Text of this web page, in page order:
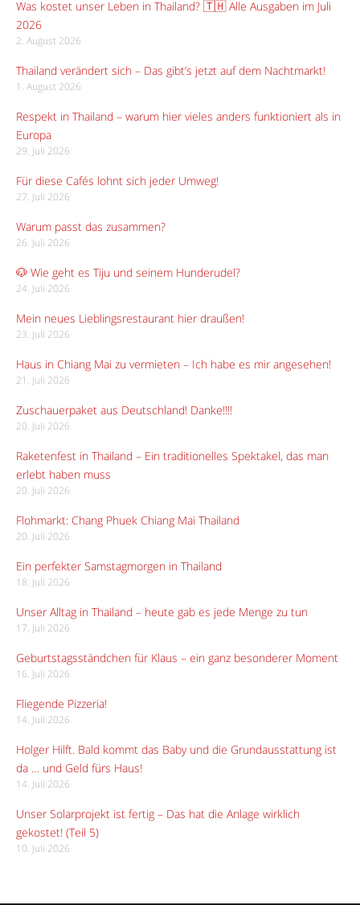
Was kostet unser Leben in Thailand? 🇹🇭 Alle Ausgaben im Juli
2026
2. August 2026
Thailand verändert sich – Das gibt’s jetzt auf dem Nachtmarkt!
1. August 2026
Respekt in Thailand – warum hier vieles anders funktioniert als in
Europa
29. Juli 2026
Für diese Cafés lohnt sich jeder Umweg!
27. Juli 2026
Warum passt das zusammen?
26. Juli 2026
🐶 Wie geht es Tiju und seinem Hunderudel?
24. Juli 2026
Mein neues Lieblingsrestaurant hier draußen!
23. Juli 2026
Haus in Chiang Mai zu vermieten – Ich habe es mir angesehen!
21. Juli 2026
Zuschauerpaket aus Deutschland! Danke!!!!
20. Juli 2026
Raketenfest in Thailand – Ein traditionelles Spektakel, das man
erlebt haben muss
20. Juli 2026
Flohmarkt: Chang Phuek Chiang Mai Thailand
20. Juli 2026
Ein perfekter Samstagmorgen in Thailand
18. Juli 2026
Unser Alltag in Thailand – heute gab es jede Menge zu tun
17. Juli 2026
Geburtstagsständchen für Klaus – ein ganz besonderer Moment
16. Juli 2026
Fliegende Pizzeria!
14. Juli 2026
Holger Hilft. Bald kommt das Baby und die Grundausstattung ist
da … und Geld fürs Haus!
14. Juli 2026
Unser Solarprojekt ist fertig – Das hat die Anlage wirklich
gekostet! (Teil 5)
10. Juli 2026